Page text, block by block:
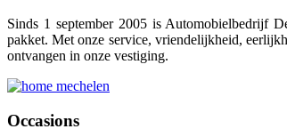
Sinds 1 september 2005 is Automobielbedrijf
pakket. Met onze service, vriendelijkheid,
ontvangen in onze vestiging.
Occasions